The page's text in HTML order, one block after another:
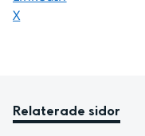
Dela sidan på
X
Relaterade sidor